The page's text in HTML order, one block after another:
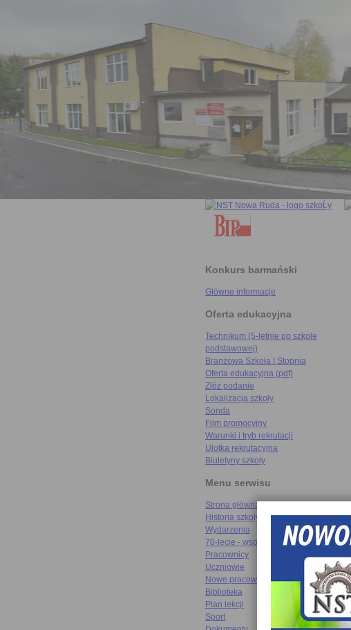
Konkurs barmański
Główne informacje
Oferta edukacyjna
Technikum (5-letnie po szkole
podstawowej)
Branżowa Szkoła I Stopnia
Oferta edukacyjna (pdf)
Złóż podanie
Lokalizacja szkoły
Sonda
Film promocyjny
Warunki i tryb rekrutacji
Ulotka rekrutacyjna
Biuletyny szkoły
Menu serwisu
Strona główna
Historia szkoły
Wydarzenia
70-lecie - wspomnienia
Pracownicy
Uczniowie
Nowe pracownie
Biblioteka
Plan lekcji
Sport